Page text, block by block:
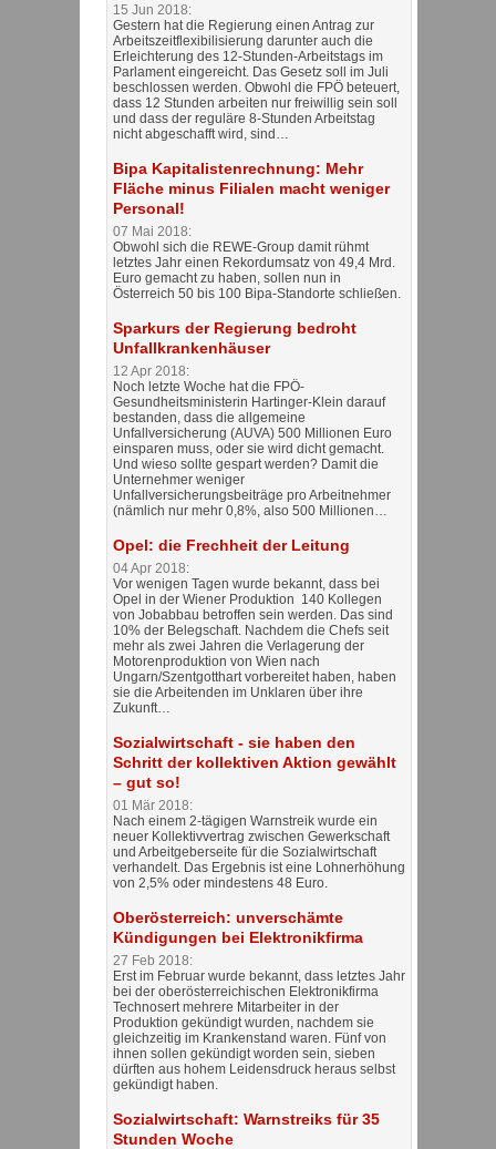
15 Jun 2018:
Gestern hat die Regierung einen Antrag zur
Arbeitszeitflexibilisierung darunter auch die
Erleichterung des 12-Stunden-Arbeitstags im
Parlament eingereicht. Das Gesetz soll im Juli
beschlossen werden. Obwohl die FPÖ beteuert,
dass 12 Stunden arbeiten nur freiwillig sein soll
und dass der reguläre 8-Stunden Arbeitstag
nicht abgeschafft wird, sind…
Bipa Kapitalistenrechnung: Mehr
Fläche minus Filialen macht weniger
Personal!
07 Mai 2018:
Obwohl sich die REWE-Group damit rühmt
letztes Jahr einen Rekordumsatz von 49,4 Mrd.
Euro gemacht zu haben, sollen nun in
Österreich 50 bis 100 Bipa-Standorte schließen.
Sparkurs der Regierung bedroht
Unfallkrankenhäuser
12 Apr 2018:
Noch letzte Woche hat die FPÖ-
Gesundheitsministerin Hartinger-Klein darauf
bestanden, dass die allgemeine
Unfallversicherung (AUVA) 500 Millionen Euro
einsparen muss, oder sie wird dicht gemacht.
Und wieso sollte gespart werden? Damit die
Unternehmer weniger
Unfallversicherungsbeiträge pro Arbeitnehmer
(nämlich nur mehr 0,8%, also 500 Millionen…
Opel: die Frechheit der Leitung
04 Apr 2018:
Vor wenigen Tagen wurde bekannt, dass bei
Opel in der Wiener Produktion 140 Kollegen
von Jobabbau betroffen sein werden. Das sind
10% der Belegschaft. Nachdem die Chefs seit
mehr als zwei Jahren die Verlagerung der
Motorenproduktion von Wien nach
Ungarn/Szentgotthart vorbereitet haben, haben
sie die Arbeitenden im Unklaren über ihre
Zukunft…
Sozialwirtschaft - sie haben den
Schritt der kollektiven Aktion gewählt
– gut so!
01 Mär 2018:
Nach einem 2-tägigen Warnstreik wurde ein
neuer Kollektivvertrag zwischen Gewerkschaft
und Arbeitgeberseite für die Sozialwirtschaft
verhandelt. Das Ergebnis ist eine Lohnerhöhung
von 2,5% oder mindestens 48 Euro.
Oberösterreich: unverschämte
Kündigungen bei Elektronikfirma
27 Feb 2018:
Erst im Februar wurde bekannt, dass letztes Jahr
bei der oberösterreichischen Elektronikfirma
Technosert mehrere Mitarbeiter in der
Produktion gekündigt wurden, nachdem sie
gleichzeitig im Krankenstand waren. Fünf von
ihnen sollen gekündigt worden sein, sieben
dürften aus hohem Leidensdruck heraus selbst
gekündigt haben.
Sozialwirtschaft: Warnstreiks für 35
Stunden Woche